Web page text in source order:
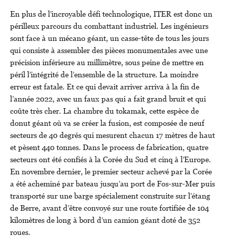
En plus de l’incroyable défi technologique, ITER est donc un
périlleux parcours du combattant industriel. Les ingénieurs
sont face à un mécano géant, un casse-tête de tous les jours
qui consiste à assembler des pièces monumentales avec une
précision inférieure au millimètre, sous peine de mettre en
péril l’intégrité de l’ensemble de la structure. La moindre
erreur est fatale. Et ce qui devait arriver arriva à la fin de
l’année 2022, avec un faux pas qui a fait grand bruit et qui
coûte très cher. La chambre du tokamak, cette espèce de
donut géant où va se créer la fusion, est composée de neuf
secteurs de 40 degrés qui mesurent chacun 17 mètres de haut
et pèsent 440 tonnes. Dans le process de fabrication, quatre
secteurs ont été confiés à la Corée du Sud et cinq à l’Europe.
En novembre dernier, le premier secteur achevé par la Corée
a été acheminé par bateau jusqu’au port de Fos-sur-Mer puis
transporté sur une barge spécialement construite sur l’étang
de Berre, avant d’être convoyé sur une route fortifiée de 104
kilomètres de long à bord d’un camion géant doté de 352
roues.